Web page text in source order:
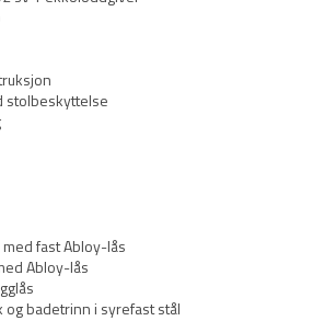
stolbeskyttelse
fast Abloy-lås
Abloy-lås
og badetrinn i syrefast stål